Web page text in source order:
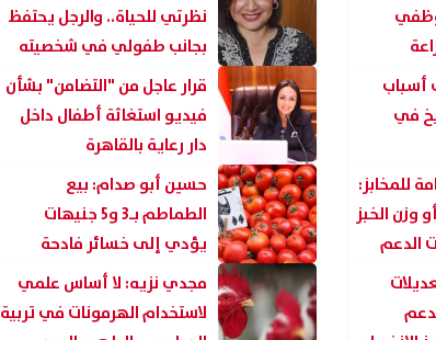
نظرتي للحياة.. والرجل يحتفظ
بجانب طفولي في شخصيته
أسباب
في
قرار عاجل من "التضامن" بشأن
فيديو استغاثة أطفال داخل
دار رعاية بالقاهرة
للمخابز:
وزن الخبز
الدعم
حسين أبو صدام: بيع
الطماطم بـ3 و5 جنيهات
يؤدي إلى خسائر فادحة
للمزارعين
مجدي نزيه: لا أساس علمي
لاستخدام الهرمونات في تربية